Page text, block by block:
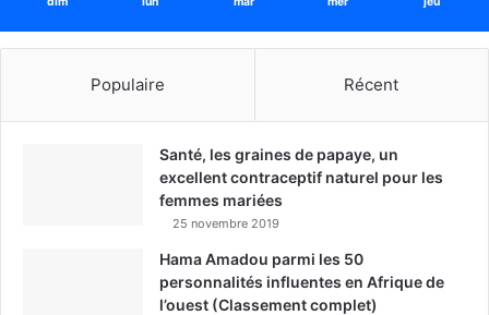
Populaire Récent
Santé, les graines de papaye, un
excellent contraceptif naturel pour les
femmes mariées
25 novembre 2019
Hama Amadou parmi les 50
personnalités influentes en Afrique de
l’ouest (Classement complet)